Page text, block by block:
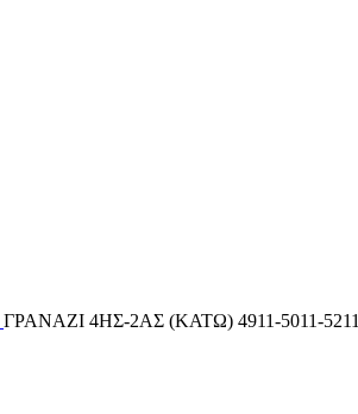
ΓΡΑΝΑΖΙ 4ΗΣ-2ΑΣ (ΚΑΤΩ) 4911-5011-5211